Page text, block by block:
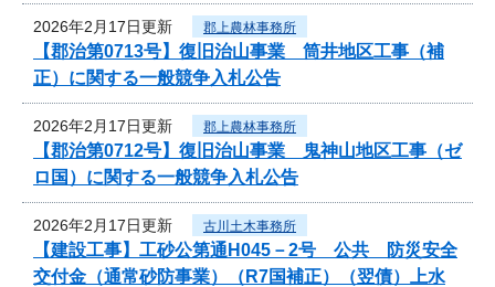
2026年2月17日更新 郡上農林事務所
【郡治第0713号】復旧治山事業 筒井地区工事（補
正）に関する一般競争入札公告
2026年2月17日更新 郡上農林事務所
【郡治第0712号】復旧治山事業 鬼神山地区工事（ゼ
ロ国）に関する一般競争入札公告
2026年2月17日更新 古川土木事務所
【建設工事】工砂公第通H045－2号 公共 防災安全
交付金（通常砂防事業）（R7国補正）（翌債）上水